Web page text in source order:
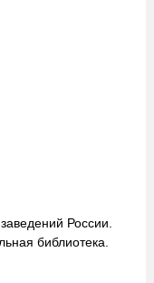
России.
библиотека.